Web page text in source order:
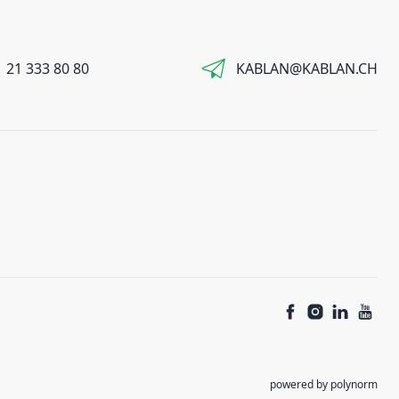
21 333 80 80 KABLAN@KABLAN.CH
powered by polynorm